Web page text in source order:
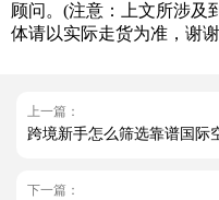
顾问。(注意：上文所涉及
体请以实际走货为准，谢
上一篇：
下一篇：